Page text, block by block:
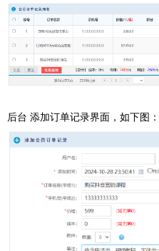
后台 添加订单记录界面，如下图：